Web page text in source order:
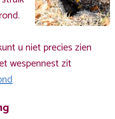
u niet precies zien
wespennest zit